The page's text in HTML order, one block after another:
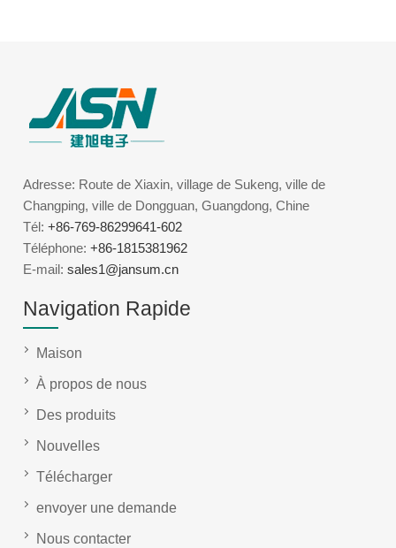
Adresse: Route de Xiaxin, village de Sukeng, ville de
Changping, ville de Dongguan, Guangdong, Chine
Tél:+86-769-86299641-602
Téléphone:+86-1815381962
E-mail:sales1@jansum.cn
Navigation Rapide
Maison
À propos de nous
Des produits
Nouvelles
Télécharger
envoyer une demande
Nous contacter